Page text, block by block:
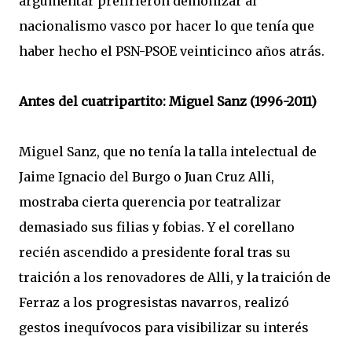
nacionalismo vasco por hacer lo que tenía que
haber hecho el PSN-PSOE veinticinco años atrás.
Antes del cuatripartito: Miguel Sanz (1996-2011)
Miguel Sanz, que no tenía la talla intelectual de
Jaime Ignacio del Burgo o Juan Cruz Alli,
mostraba cierta querencia por teatralizar
demasiado sus filias y fobias. Y el corellano
recién ascendido a presidente foral tras su
traición a los renovadores de Alli, y la traición de
Ferraz a los progresistas navarros, realizó
gestos inequívocos para visibilizar su interés